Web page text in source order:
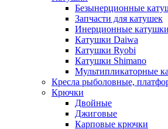
Безынерционные
Запчасти для катушек
Инерционные катушки
Катушки Daiwa
Катушки Ryobi
Катушки Shimano
Мультипликаторные
Кресла рыболовные,
Крючки
Двойные
Джиговые
Карповые крючки